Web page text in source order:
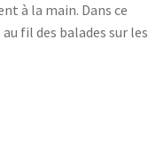
à la main. Dans ce
fil des balades sur les